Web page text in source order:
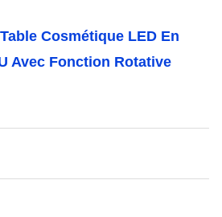
Cosmétique LED En
Avec Fonction Rotative